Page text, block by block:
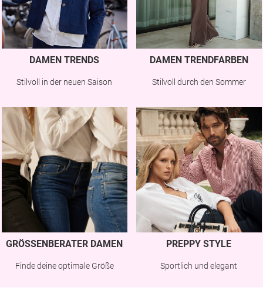
DAMEN TRENDS
Stilvoll in der neuen Saison
DAMEN TRENDFARBEN
Stilvoll durch den Sommer
GRÖSSENBERATER DAMEN
Finde deine optimale Größe
PREPPY STYLE
Sportlich und elegant